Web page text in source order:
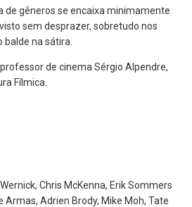
de gêneros se encaixa minimamente
sem desprazer, sobretudo nos
na sátira.
de cinema Sérgio Alpendre,
Fílmica.
Chris McKenna, Erik Sommers
Armas, Adrien Brody, Mike Moh, Tate